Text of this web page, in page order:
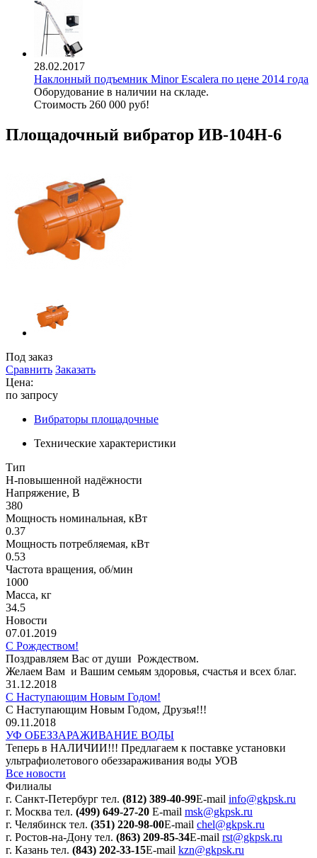
28.02.2017
Наклонный подъемник Minor Escalera по цене 2014 года
Оборудование в наличии на складе.
Стоимость 260 000 руб!
Площадочный вибратор ИВ-104Н-6
Под заказ
Сравнить Заказать
Цена:
по запросу
Вибраторы площадочные
Технические характеристики
Тип
Н-повышенной надёжности
Напряжение, В
380
Мощность номинальная, кВт
0.37
Мощность потребляемая, кВт
0.53
Частота вращения, об/мин
1000
Масса, кг
34.5
Новости
07.01.2019
С Рождеством!
Поздравляем Вас от души Рождеством.
Желаем Вам и Вашим семьям здоровья, счастья и всех благ.
31.12.2018
С Наступающим Новым Годом!
С Наступающим Новым Годом, Друзья!!!
09.11.2018
УФ ОБЕЗЗАРАЖИВАНИЕ ВОДЫ
Теперь в НАЛИЧИИ!!! Предлагаем к поставке установки
ультрафиолетового обеззараживания воды УОВ
Все новости
Филиалы
г. Санкт-Петербург тел. (812) 389-40-99E-mail info@gkpsk.ru
г. Москва тел. (499) 649-27-20 E-mail msk@gkpsk.ru
г. Челябинск тел. (351) 220-98-00E-mail chel@gkpsk.ru
г. Ростов-на-Дону тел. (863) 209-85-34E-mail rst@gkpsk.ru
г. Казань тел. (843) 202-33-15E-mail kzn@gkpsk.ru